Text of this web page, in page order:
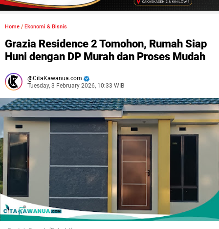
Home / Ekonomi & Bisnis
Grazia Residence 2 Tomohon, Rumah Siap
Huni dengan DP Murah dan Proses Mudah
CitaKawanua.com
Tuesday, 3 February 2026, 10:33 WIB